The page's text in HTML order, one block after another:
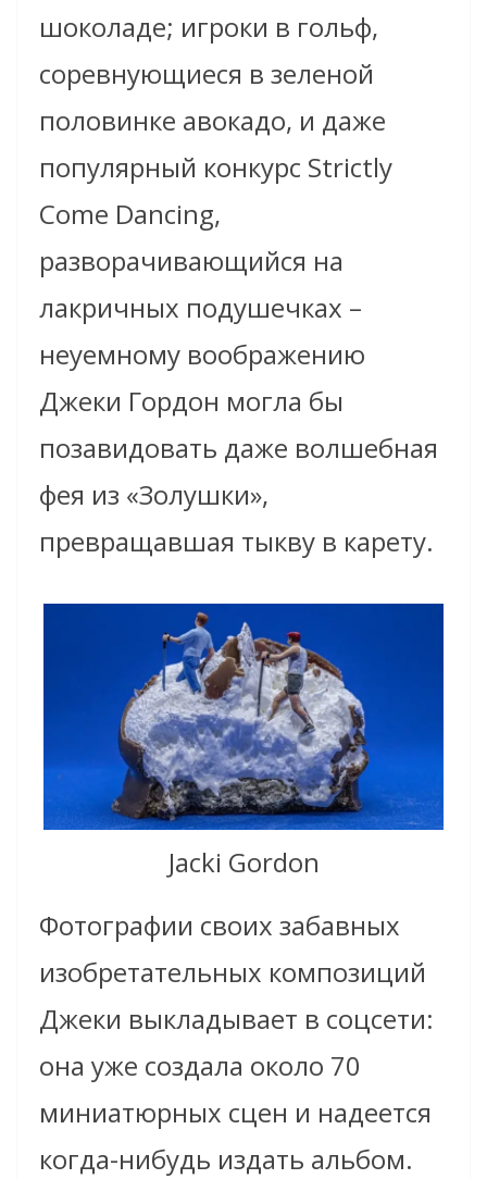
шоколаде; игроки в гольф,
соревнующиеся в зеленой
половинке авокадо, и даже
популярный конкурс Strictly
Come Dancing,
разворачивающийся на
лакричных подушечках –
неуемному воображению
Джеки Гордон могла бы
позавидовать даже волшебная
фея из «Золушки»,
превращавшая тыкву в карету.
Jacki Gordon
Фотографии своих забавных
изобретательных композиций
Джеки выкладывает в соцсети:
она уже создала около 70
миниатюрных сцен и надеется
когда-нибудь издать альбом.